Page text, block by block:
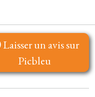
Laisser un avis sur
Picbleu